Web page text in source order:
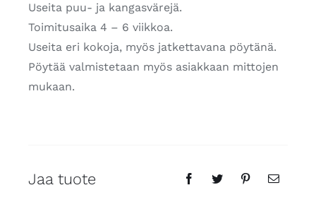
Useita puu- ja kangasvärejä.
Toimitusaika 4 – 6 viikkoa.
Useita eri kokoja, myös jatkettavana pöytänä.
Pöytää valmistetaan myös asiakkaan mittojen
mukaan.
Jaa tuote